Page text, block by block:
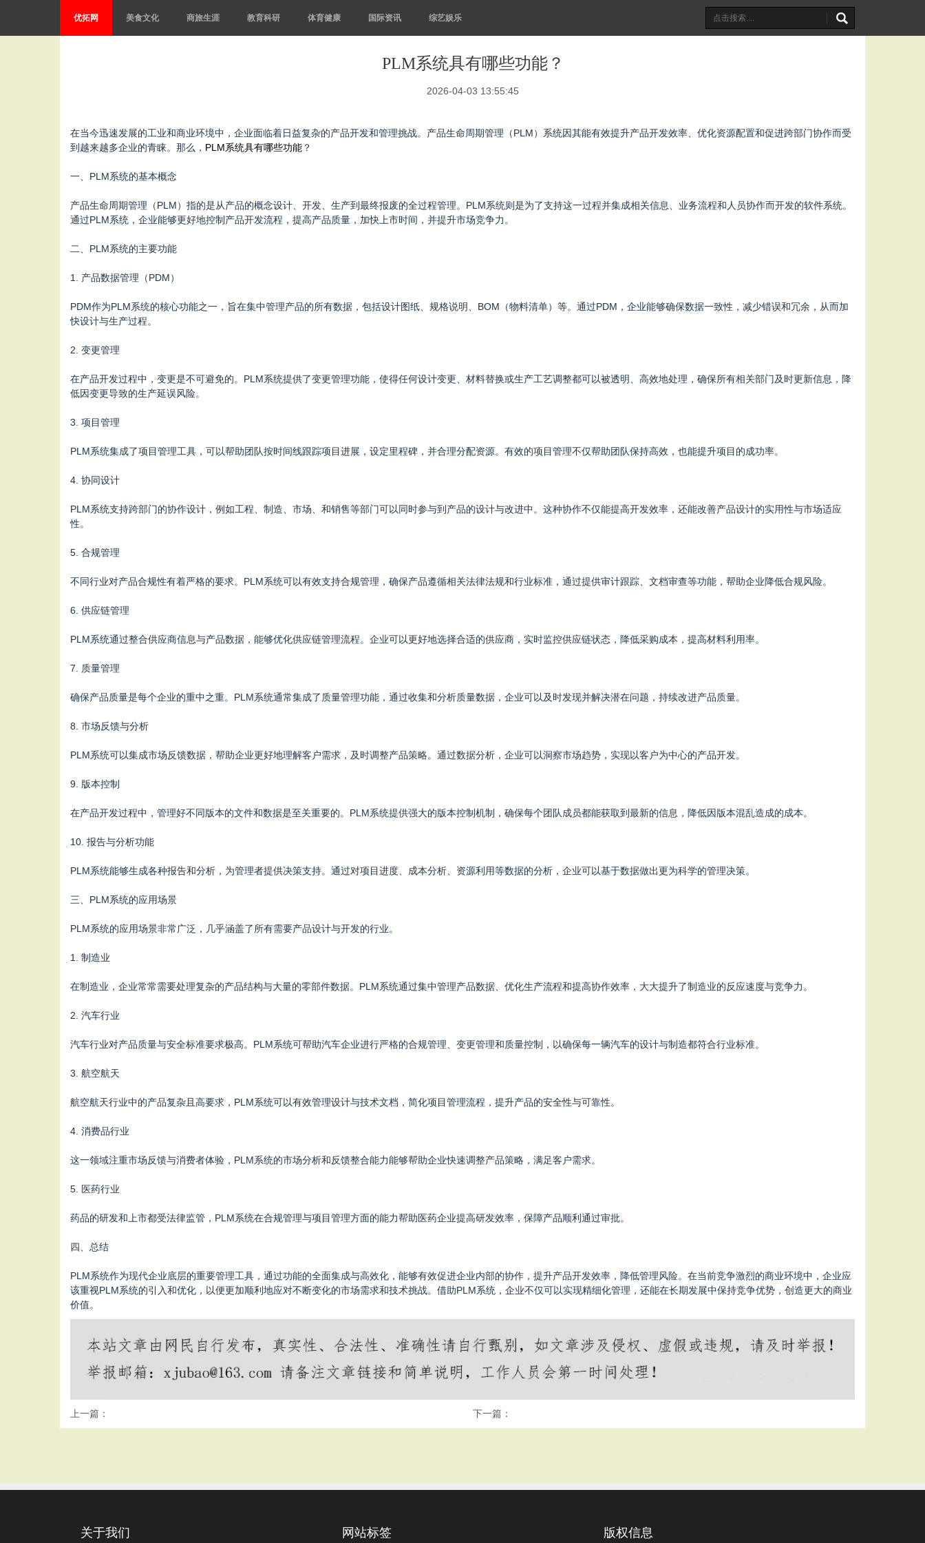
优拓网 美食文化 商旅生涯 教育科研 体育健康 国际资讯 综艺娱乐
PLM系统具有哪些功能？
2026-04-03 13:55:45
在当今迅速发展的工业和商业环境中，企业面临着日益复杂的产品开发和管理挑战。产品生命周期管理（PLM）系统因其能有效提升产品开发效率、优化资源配置和促进跨部门协作而受
到越来越多企业的青睐。那么， PLM系统具有哪些功能 ？
一、PLM系统的基本概念
产品生命周期管理（PLM）指的是从产品的概念设计、开发、生产到最终报废的全过程管理。PLM系统则是为了支持这一过程并集成相关信息、业务流程和人员协作而开发的软件系统。
通过PLM系统，企业能够更好地控制产品开发流程，提高产品质量，加快上市时间，并提升市场竞争力。
二、PLM系统的主要功能
1. 产品数据管理（PDM）
PDM作为PLM系统的核心功能之一，旨在集中管理产品的所有数据，包括设计图纸、规格说明、BOM（物料清单）等。通过PDM，企业能够确保数据一致性，减少错误和冗余，从而加
快设计与生产过程。
2. 变更管理
在产品开发过程中，变更是不可避免的。PLM系统提供了变更管理功能，使得任何设计变更、材料替换或生产工艺调整都可以被透明、高效地处理，确保所有相关部门及时更新信息，降
低因变更导致的生产延误风险。
3. 项目管理
PLM系统集成了项目管理工具，可以帮助团队按时间线跟踪项目进展，设定里程碑，并合理分配资源。有效的项目管理不仅帮助团队保持高效，也能提升项目的成功率。
4. 协同设计
PLM系统支持跨部门的协作设计，例如工程、制造、市场、和销售等部门可以同时参与到产品的设计与改进中。这种协作不仅能提高开发效率，还能改善产品设计的实用性与市场适应
性。
5. 合规管理
不同行业对产品合规性有着严格的要求。PLM系统可以有效支持合规管理，确保产品遵循相关法律法规和行业标准，通过提供审计跟踪、文档审查等功能，帮助企业降低合规风险。
6. 供应链管理
PLM系统通过整合供应商信息与产品数据，能够优化供应链管理流程。企业可以更好地选择合适的供应商，实时监控供应链状态，降低采购成本，提高材料利用率。
7. 质量管理
确保产品质量是每个企业的重中之重。PLM系统通常集成了质量管理功能，通过收集和分析质量数据，企业可以及时发现并解决潜在问题，持续改进产品质量。
8. 市场反馈与分析
PLM系统可以集成市场反馈数据，帮助企业更好地理解客户需求，及时调整产品策略。通过数据分析，企业可以洞察市场趋势，实现以客户为中心的产品开发。
9. 版本控制
在产品开发过程中，管理好不同版本的文件和数据是至关重要的。PLM系统提供强大的版本控制机制，确保每个团队成员都能获取到最新的信息，降低因版本混乱造成的成本。
10. 报告与分析功能
PLM系统能够生成各种报告和分析，为管理者提供决策支持。通过对项目进度、成本分析、资源利用等数据的分析，企业可以基于数据做出更为科学的管理决策。
三、PLM系统的应用场景
PLM系统的应用场景非常广泛，几乎涵盖了所有需要产品设计与开发的行业。
1. 制造业
在制造业，企业常常需要处理复杂的产品结构与大量的零部件数据。PLM系统通过集中管理产品数据、优化生产流程和提高协作效率，大大提升了制造业的反应速度与竞争力。
2. 汽车行业
汽车行业对产品质量与安全标准要求极高。PLM系统可帮助汽车企业进行严格的合规管理、变更管理和质量控制，以确保每一辆汽车的设计与制造都符合行业标准。
3. 航空航天
航空航天行业中的产品复杂且高要求，PLM系统可以有效管理设计与技术文档，简化项目管理流程，提升产品的安全性与可靠性。
4. 消费品行业
这一领域注重市场反馈与消费者体验，PLM系统的市场分析和反馈整合能力能够帮助企业快速调整产品策略，满足客户需求。
5. 医药行业
药品的研发和上市都受法律监管，PLM系统在合规管理与项目管理方面的能力帮助医药企业提高研发效率，保障产品顺利通过审批。
四、总结
PLM系统作为现代企业底层的重要管理工具，通过功能的全面集成与高效化，能够有效促进企业内部的协作，提升产品开发效率，降低管理风险。在当前竞争激烈的商业环境中，企业应
该重视PLM系统的引入和优化，以便更加顺利地应对不断变化的市场需求和技术挑战。借助PLM系统，企业不仅可以实现精细化管理，还能在长期发展中保持竞争优势，创造更大的商业
价值。
上一篇： 下一篇：
关于我们 网站标签 版权信息